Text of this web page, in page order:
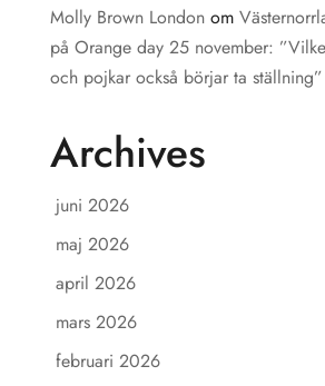
Molly Brown Londonom
på Orange day 25 november:
och pojkar också börjar ta ställning”
Archives
juni 2026
maj 2026
april 2026
mars 2026
februari 2026